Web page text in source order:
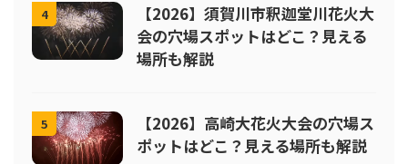
4
【2026】須賀川市釈迦堂川花火大
会の穴場スポットはどこ？見える
場所も解説
5
【2026】高崎大花火大会の穴場ス
ポットはどこ？見える場所も解説